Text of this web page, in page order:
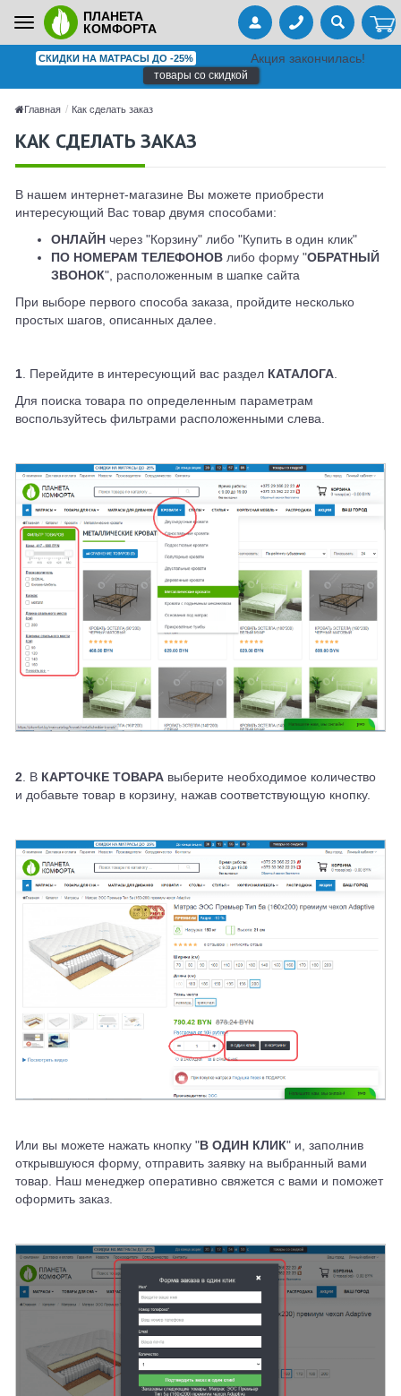
Toggle
navigation
ПЛАНЕТА
КОМФОРТА
СКИДКИ НА МАТРАСЫ ДО -25% Акция закончилась!
товары со скидкой
Главная Как сделать заказ
КАК СДЕЛАТЬ ЗАКАЗ
В нашем интернет-магазине Вы можете приобрести
интересующий Вас товар двумя способами:
ОНЛАЙН через "Корзину" либо "Купить в один клик"
ПО НОМЕРАМ ТЕЛЕФОНОВ либо форму "ОБРАТНЫЙ
ЗВОНОК", расположенным в шапке сайта
При выборе первого способа заказа, пройдите несколько
простых шагов, описанных далее.
1 . Перейдите в интересующий вас раздел КАТАЛОГА
Для поиска товара по определенным параметрам
воспользуйтесь фильтрами расположенными слева.
2 . В КАРТОЧКЕ ТОВАРА выберите необходимое количество
и добавьте товар в корзину, нажав соответствующую кнопку.
Или вы можете нажать кнопку "В ОДИН КЛИК" и, заполнив
открывшуюся форму, отправить заявку на выбранный вами
товар. Наш менеджер оперативно свяжется с вами и поможет
оформить заказ.